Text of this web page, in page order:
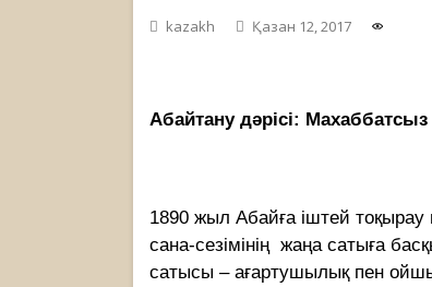
kazakh Қазан 12, 2017
Абайтану дәрісі:
1890 жыл Абайға іштей
сана-сезімінің жаңа сатыға
сатысы – ағартушылық пен